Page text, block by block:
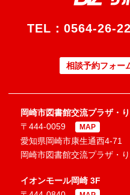
TEL： 0564-26-
相談予約フォー
岡崎市図書館交流プラザ・
〒444-0059
MAP
愛知県岡崎市康生通西4-71
岡崎市図書館交流プラザ・
イオンモール岡崎 3F